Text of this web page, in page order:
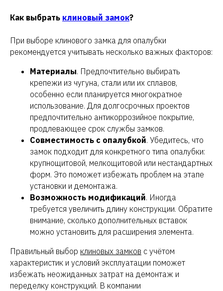
Как выбрать клиновый замок?
При выборе клинового замка для опалубки
рекомендуется учитывать несколько важных факторов:
Материалы. Предпочтительно выбирать
крепежи из чугуна, стали или их сплавов,
особенно если планируется многократное
использование. Для долгосрочных проектов
предпочтительно антикоррозийное покрытие,
продлевающее срок службы замков.
Совместимость с опалубкой. Убедитесь, что
замок подходит для конкретного типа опалубки:
крупнощитовой, мелкощитовой или нестандартных
форм. Это поможет избежать проблем на этапе
установки и демонтажа.
Возможность модификаций. Иногда
требуется увеличить длину конструкции. Обратите
внимание, сколько дополнительных вставок
можно установить для расширения элемента.
Правильный выбор клиновых замков с учётом
характеристик и условий эксплуатации поможет
избежать неожиданных затрат на демонтаж и
переделку конструкций. В компании